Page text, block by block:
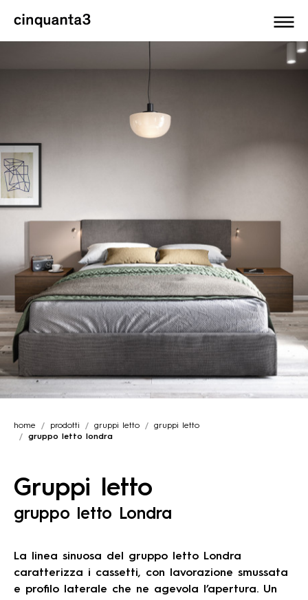
Cinquanta3
home prodotti gruppi letto
gruppi letto
gruppo letto londra
Gruppi letto
gruppo letto Londra
La linea sinuosa del gruppo letto Londra
caratterizza i cassetti, con lavorazione smussata
e profilo laterale che ne agevola l’apertura. Un